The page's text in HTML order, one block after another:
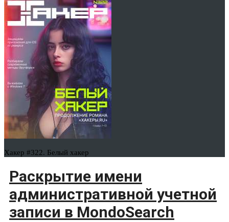
Хакер #322. Белый хакер
Раскрытие имени
административной учетной
записи в MondoSearch